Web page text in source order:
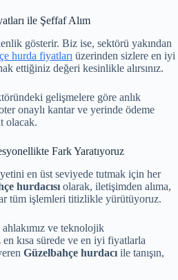
ile Şeffaf Alım
gösterir. Biz ise, sektörü yakından
hurda fiyatları üzerinden sizlere en iyi
ettiğiniz değeri kesinlikle alırsınız.
gelişmelere göre anlık
onaylı kantar ve yerinde ödeme
olacak.
Fark Yaratıyoruz
en üst seviyede tutmak için her
hurdacısı olarak, iletişimden alıma,
tüm işlemleri titizlikle yürütüyoruz.
ve teknolojik
en kısa sürede ve en iyi fiyatlarla
Güzelbahçe hurdacı ile tanışın,